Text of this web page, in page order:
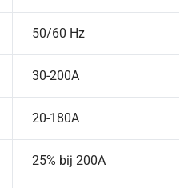
50/60 Hz
30-200A
20-180A
25% bij 200A